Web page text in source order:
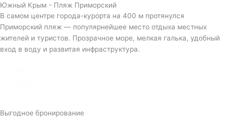
Южный Крым - Пляж Приморский
В самом центре города-курорта на 400 м протянулся
Приморский пляж — популярнейшее место отдыха местных
жителей и туристов. Прозрачное море, мелкая галька, удобный
вход в воду и развитая инфраструктура.
Выгодное бронирование